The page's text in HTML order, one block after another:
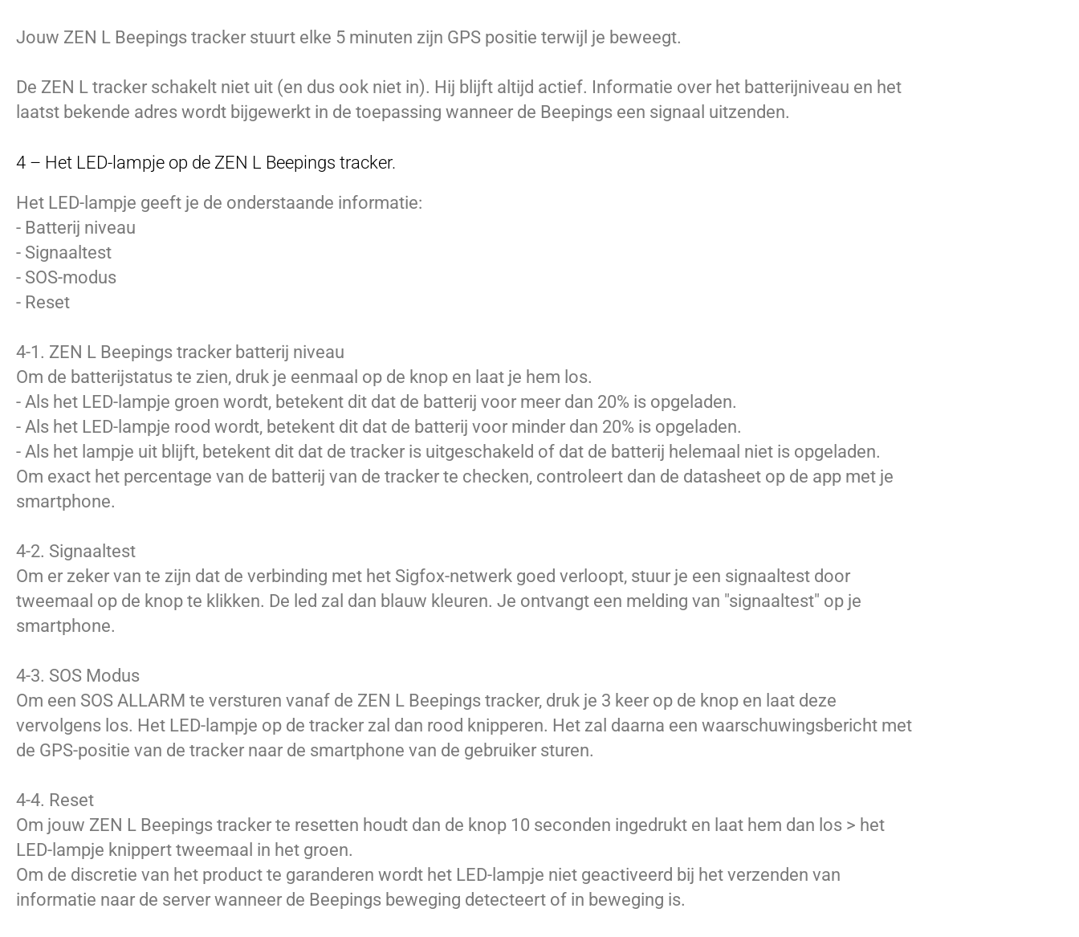
Jouw ZEN L Beepings tracker stuurt elke 5 minuten zijn GPS positie terwijl je beweegt.
De ZEN L tracker schakelt niet uit (en dus ook niet in). Hij blijft altijd actief. Informatie over het batterijniveau en het
laatst bekende adres wordt bijgewerkt in de toepassing wanneer de Beepings een signaal uitzenden.
4 – Het LED-lampje op de ZEN L Beepings tracker.
Het LED-lampje geeft je de onderstaande informatie:
- Batterij niveau
- Signaaltest
- SOS-modus
- Reset
4-1. ZEN L Beepings tracker batterij niveau
Om de batterijstatus te zien, druk je eenmaal op de knop en laat je hem los.
- Als het LED-lampje groen wordt, betekent dit dat de batterij voor meer dan 20% is opgeladen.
- Als het LED-lampje rood wordt, betekent dit dat de batterij voor minder dan 20% is opgeladen.
- Als het lampje uit blijft, betekent dit dat de tracker is uitgeschakeld of dat de batterij helemaal niet is opgeladen.
Om exact het percentage van de batterij van de tracker te checken, controleert dan de datasheet op de app met je
smartphone.
4-2. Signaaltest
Om er zeker van te zijn dat de verbinding met het Sigfox-netwerk goed verloopt, stuur je een signaaltest door
tweemaal op de knop te klikken. De led zal dan blauw kleuren. Je ontvangt een melding van "signaaltest" op je
smartphone.
4-3. SOS Modus
Om een SOS ALLARM te versturen vanaf de ZEN L Beepings tracker, druk je 3 keer op de knop en laat deze
vervolgens los. Het LED-lampje op de tracker zal dan rood knipperen. Het zal daarna een waarschuwingsbericht met
de GPS-positie van de tracker naar de smartphone van de gebruiker sturen.
4-4. Reset
Om jouw ZEN L Beepings tracker te resetten houdt dan de knop 10 seconden ingedrukt en laat hem dan los > het
LED-lampje knippert tweemaal in het groen.
Om de discretie van het product te garanderen wordt het LED-lampje niet geactiveerd bij het verzenden van
informatie naar de server wanneer de Beepings beweging detecteert of in beweging is.